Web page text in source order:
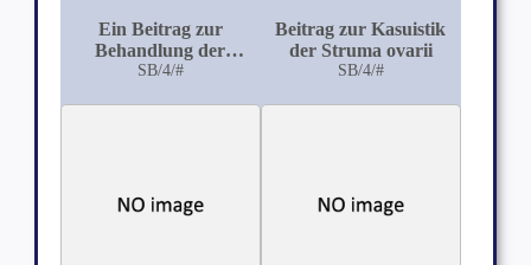
Ein Beitrag zur
Behandlung der
Bauchschussverletzungen
SB/4/#
Beitrag zur Kasuistik
der Struma ovarii
SB/4/#